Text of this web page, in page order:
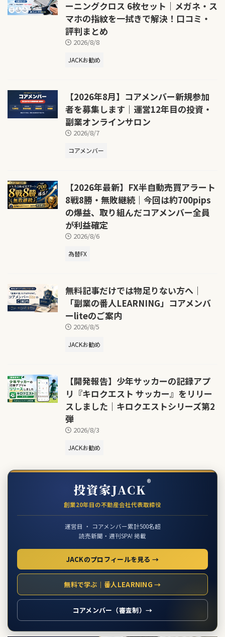
ーニングクロス 6枚セット｜メガネ・ス
マホの指紋を一拭きで解決！口コミ・
評判まとめ
2026/8/8
JACKお勧め
【2026年8月】コアメンバー新規参加
者を募集します｜運営12年目の投資・
副業オンラインサロン
2026/8/7
コアメンバー
【2026年最新】FX半自動売買アラート
8戦8勝・無敗継続｜今回は約700pips
の爆益、取り組んだコアメンバー全員
が利益確定
2026/8/6
為替FX
無料記事だけでは物足りない方へ｜
「副業の番人LEARNING」コアメンバ
ーliteのご案内
2026/8/5
JACKお勧め
【開発報告】少年サッカーの記録アプ
リ『キロクエスト サッカー』をリリー
スしました｜キロクエストシリーズ第2
弾
2026/8/3
JACKお勧め
投資家JACK®
創業20年目の不動産会社代表取締役
運営目 ・ コアメンバー累計500名超
読売新聞・週刊SPA! 掲載
JACKのプロフィールを見る →
無料で学ぶ｜番人LEARNING →
コアメンバー（審査制）→